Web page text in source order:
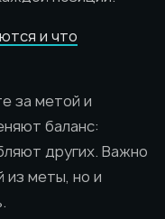
и что
за метой и
баланс:
других. Важно
из меты, но и